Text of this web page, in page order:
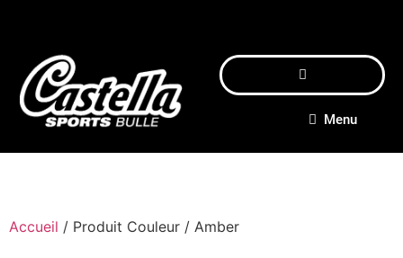
Menu
Accueil / Produit Couleur / Amber